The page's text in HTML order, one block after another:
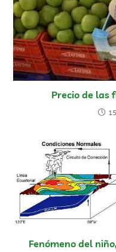
Precio de las
Fenómeno del